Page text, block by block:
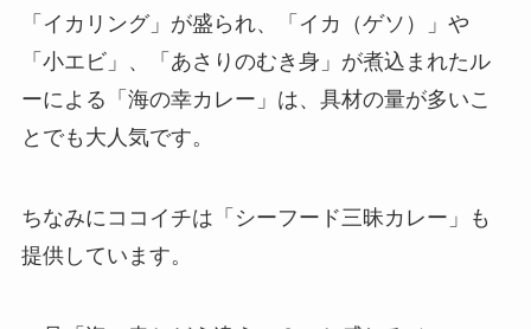
「イカリング」が盛られ、「イカ（ゲソ）」や
「小エビ」、「あさりのむき身」が煮込まれたル
ーによる「海の幸カレー」は、具材の量が多いこ
とでも大人気です。
ちなみにココイチは「シーフード三昧カレー」も
提供しています。